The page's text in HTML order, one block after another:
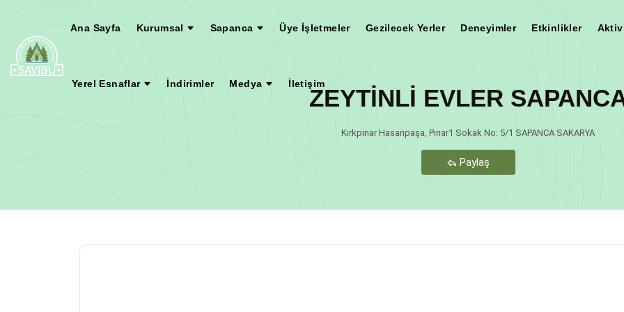
Ana Sayfa Kurumsal Sapanca Üye İşletmeler Gezilecek Yerler Deneyimler Etkinlikler
Yerel Esnaflar İndirimler Medya İletişim
ZEYTİNLİ EVLER
Kırkpınar Hasanpaşa, Pınar1 Sokak No: 5/1 SAPANCA SAKARYA
Paylaş
Teşekkür Ederiz